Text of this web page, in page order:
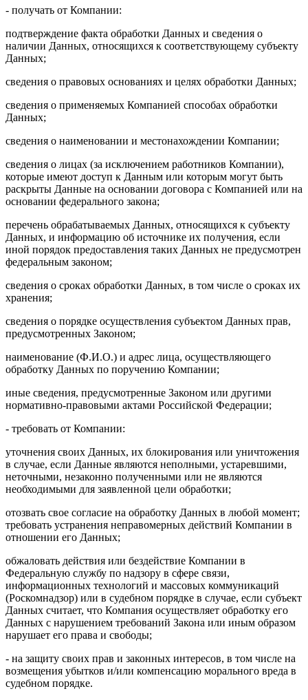
- получать от Компании:
подтверждение факта обработки Данных и сведения о
наличии Данных, относящихся к соответствующему субъекту
Данных;
сведения о правовых основаниях и целях обработки Данных;
сведения о применяемых Компанией способах обработки
Данных;
сведения о наименовании и местонахождении Компании;
сведения о лицах (за исключением работников Компании),
которые имеют доступ к Данным или которым могут быть
раскрыты Данные на основании договора с Компанией или на
основании федерального закона;
перечень обрабатываемых Данных, относящихся к субъекту
Данных, и информацию об источнике их получения, если
иной порядок предоставления таких Данных не предусмотрен
федеральным законом;
сведения о сроках обработки Данных, в том числе о сроках их
хранения;
сведения о порядке осуществления субъектом Данных прав,
предусмотренных Законом;
наименование (Ф.И.О.) и адрес лица, осуществляющего
обработку Данных по поручению Компании;
иные сведения, предусмотренные Законом или другими
нормативно-правовыми актами Российской Федерации;
- требовать от Компании:
уточнения своих Данных, их блокирования или уничтожения
в случае, если Данные являются неполными, устаревшими,
неточными, незаконно полученными или не являются
необходимыми для заявленной цели обработки;
отозвать свое согласие на обработку Данных в любой момент;
требовать устранения неправомерных действий Компании в
отношении его Данных;
обжаловать действия или бездействие Компании в
Федеральную службу по надзору в сфере связи,
информационных технологий и массовых коммуникаций
(Роскомнадзор) или в судебном порядке в случае, если субъект
Данных считает, что Компания осуществляет обработку его
Данных с нарушением требований Закона или иным образом
нарушает его права и свободы;
- на защиту своих прав и законных интересов, в том числе на
возмещения убытков и/или компенсацию морального вреда в
судебном порядке.